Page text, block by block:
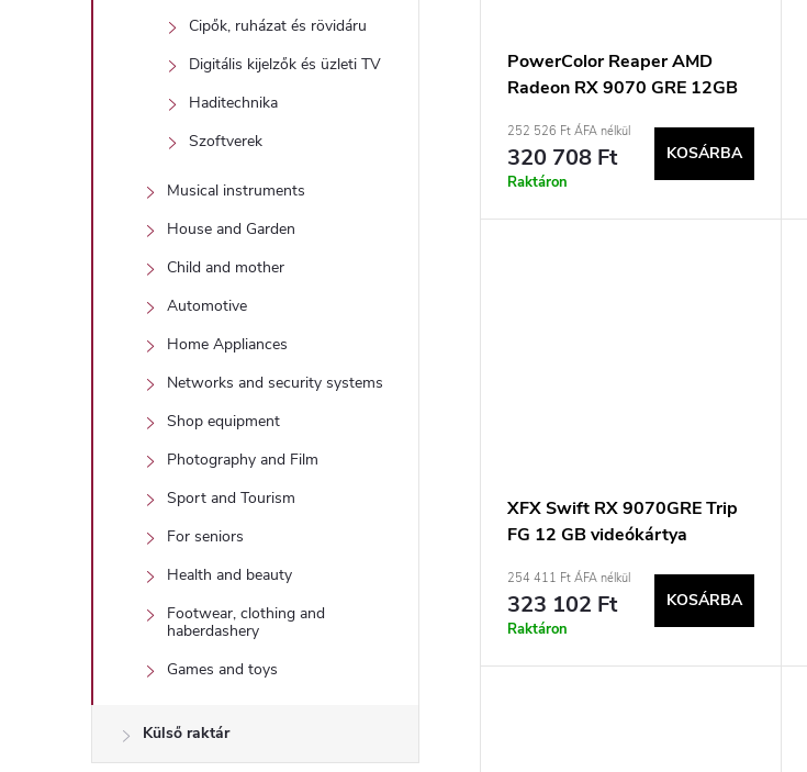
Cipők, ruházat és rövidáru
Digitális kijelzők és üzleti TV
Haditechnika
Szoftverek
Musical instruments
House and Garden
Child and mother
Automotive
Home Appliances
Networks and security systems
Shop equipment
Photography and Film
Sport and Tourism
For seniors
Health and beauty
Footwear, clothing and
haberdashery
Games and toys
Külső raktár
PowerColor Reaper AMD
Radeon RX 9070 GRE 12GB
252 526 Ft ÁFA nélkül
320 708 Ft
Raktáron
KOSÁRBA
XFX Swift RX 9070GRE Trip
FG 12 GB videókártya
254 411 Ft ÁFA nélkül
323 102 Ft
Raktáron
KOSÁRBA